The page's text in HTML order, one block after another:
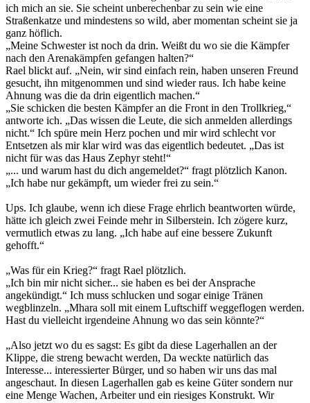
ich mich an sie. Sie scheint unberechenbar zu sein wie eine
Straßenkatze und mindestens so wild, aber momentan scheint sie ja
ganz höflich.
„Meine Schwester ist noch da drin. Weißt du wo sie die Kämpfer
nach den Arenakämpfen gefangen halten?“
Rael blickt auf. „Nein, wir sind einfach rein, haben unseren Freund
gesucht, ihn mitgenommen und sind wieder raus. Ich habe keine
Ahnung was die da drin eigentlich machen.“
„Sie schicken die besten Kämpfer an die Front in den Trollkrieg,“
antworte ich. „Das wissen die Leute, die sich anmelden allerdings
nicht.“ Ich spüre mein Herz pochen und mir wird schlecht vor
Entsetzen als mir klar wird was das eigentlich bedeutet. „Das ist
nicht für was das Haus Zephyr steht!“
„... und warum hast du dich angemeldet?“ fragt plötzlich Kanon.
„Ich habe nur gekämpft, um wieder frei zu sein.“
Ups. Ich glaube, wenn ich diese Frage ehrlich beantworten würde,
hätte ich gleich zwei Feinde mehr in Silberstein. Ich zögere kurz,
vermutlich etwas zu lang. „Ich habe auf eine bessere Zukunft
gehofft.“
„Was für ein Krieg?“ fragt Rael plötzlich.
„Ich bin mir nicht sicher... sie haben es bei der Ansprache
angekündigt.“ Ich muss schlucken und sogar einige Tränen
wegblinzeln. „Mhara soll mit einem Luftschiff weggeflogen werden.
Hast du vielleicht irgendeine Ahnung wo das sein könnte?“
„Also jetzt wo du es sagst: Es gibt da diese Lagerhallen an der
Klippe, die streng bewacht werden, Da weckte natürlich das
Interesse... interessierter Bürger, und so haben wir uns das mal
angeschaut. In diesen Lagerhallen gab es keine Güter sondern nur
eine Menge Wachen, Arbeiter und ein riesiges Konstrukt. Wir